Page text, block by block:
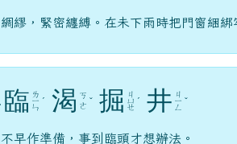
綢繆，緊密纏縛。在未下雨時把門窗綑綁
臨 ㄌ
ㄧ
ㄣ
ˊ 渴 ㄎ
ㄜ ˇ 掘 ㄐ
ㄩ
ㄝ
ˊ 井 ㄐ
ㄧ
ㄥ
ˇ
不早作準備，事到臨頭才想辦法。